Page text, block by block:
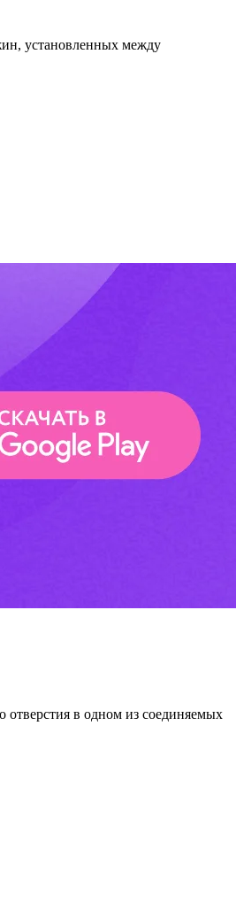
установленных между
отверстия в одном из соединяемых